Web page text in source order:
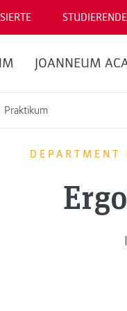
STUDIERENDE
JOANNEUM
Praktikum
DEPARTMENT